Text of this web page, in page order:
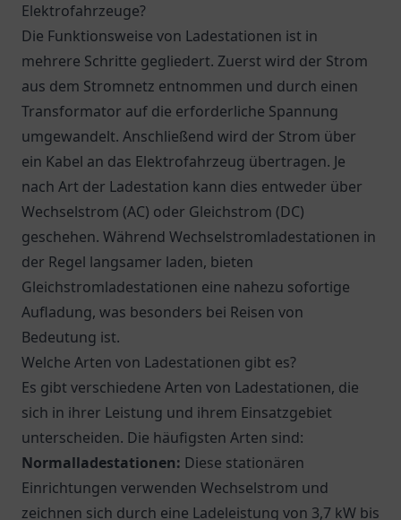
Elektrofahrzeuge?
Die Funktionsweise von Ladestationen ist in
mehrere Schritte gegliedert. Zuerst wird der Strom
aus dem Stromnetz entnommen und durch einen
Transformator auf die erforderliche Spannung
umgewandelt. Anschließend wird der Strom über
ein Kabel an das Elektrofahrzeug übertragen. Je
nach Art der Ladestation kann dies entweder über
Wechselstrom (AC) oder Gleichstrom (DC)
geschehen. Während Wechselstromladestationen in
der Regel langsamer laden, bieten
Gleichstromladestationen eine nahezu sofortige
Aufladung, was besonders bei Reisen von
Bedeutung ist.
Welche Arten von Ladestationen gibt es?
Es gibt verschiedene Arten von Ladestationen, die
sich in ihrer Leistung und ihrem Einsatzgebiet
unterscheiden. Die häufigsten Arten sind:
Normalladestationen: Diese stationären
Einrichtungen verwenden Wechselstrom und
zeichnen sich durch eine Ladeleistung von 3,7 kW bis